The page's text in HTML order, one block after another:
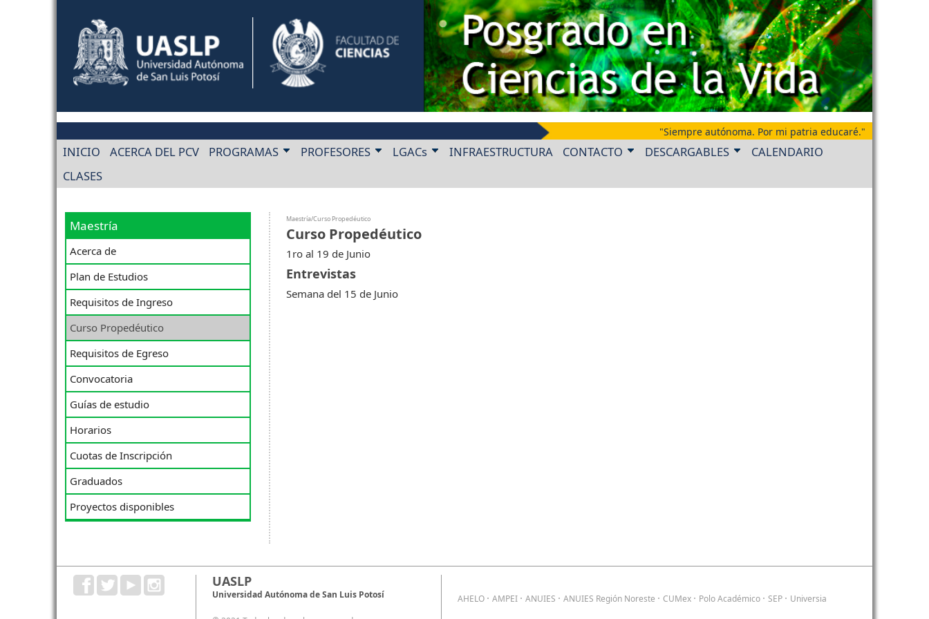
"Siempre autónoma. Por mi patria educaré."
INICIO ACERCA DEL PCV PROGRAMAS PROFESORES LGACs INFRAESTRUCTURA CONTACTO DESCARGABLES
CALENDARIO
CLASES
Maestría
Acerca de
Plan de Estudios
Requisitos de Ingreso
Curso Propedéutico
Requisitos de Egreso
Convocatoria
Guías de estudio
Horarios
Cuotas de Inscripción
Graduados
Proyectos disponibles
Maestría/Curso Propedéutico
Curso Propedéutico
1ro al 19 de Junio
Entrevistas
Semana del 15 de Junio
UASLP
Universidad Autónoma de San Luis Potosí AHELO ·AMPEI ·ANUIES ·ANUIES Región Noreste ·CUMex · Polo Académico ·SEP · Universia